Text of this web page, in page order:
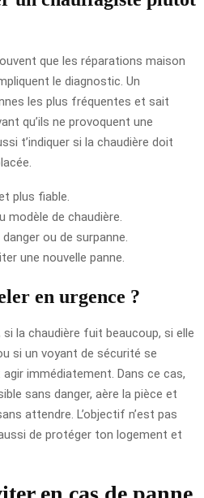
que les réparations maison
le diagnostic. Un
les plus fréquentes et sait
qu’ils ne provoquent une
t’indiquer si la chaudière doit
plus fiable.
modèle de chaudière.
ou de surpanne.
une nouvelle panne.
en urgence ?
la chaudière fuit beaucoup, si elle
si un voyant de sécurité se
immédiatement. Dans ce cas,
sans danger, aère la pièce et
attendre. L’objectif n’est pas
de protéger ton logement et